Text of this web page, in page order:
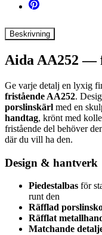
Beskrivning
Aida AA252 —
Ge varje detalj en lyxig
fristående AA252.
porslinskärl med en
handtag, krönt med
fristående del behöver
där du vill ha den.
Design & hantverk
Piedestalbas för
runt den
Räfflad
Räfflat
Matchande